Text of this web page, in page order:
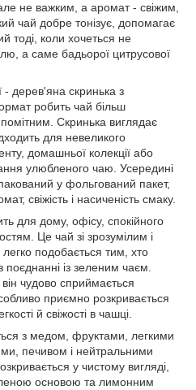
не важким, а аромат - свіжим,
чай добре тонізує, допомагає
тоді, коли хочеться не
а саме бадьорої цитрусової
- дерев'яна скринька з
робить чай більш
Скринька виглядає
для невеликого
домашньої колекції або
улюбленого чаю. Усередині
у фольгований пакет,
свіжість і насиченість смаку.
для дому, офісу, спокійного
Це чай зі зрозумілим і
подобається тим, хто
поєднанні із зеленим чаєм.
чудово сприймається
приємно розкривається
й свіжості в чашці.
з медом, фруктами, легкими
печивом і нейтральними
у чистому вигляді,
основою та лимонним